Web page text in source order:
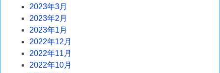
2023年3月
2023年2月
2023年1月
2022年12月
2022年11月
2022年10月